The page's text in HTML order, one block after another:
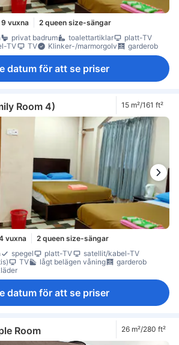
vuxna
2 queen size-sängar
privat badrum toalettartiklar
platt-TV
TV TV Klinker-/marmorgolv garderob
datum för att se priser
Room 4) 15 m²/161 ft²
vuxna
2 queen size-sängar
spegel platt-TV
satellit/kabel-TV
TV lågt belägen våning
garderob
datum för att se priser
Room 26 m²/280 ft²